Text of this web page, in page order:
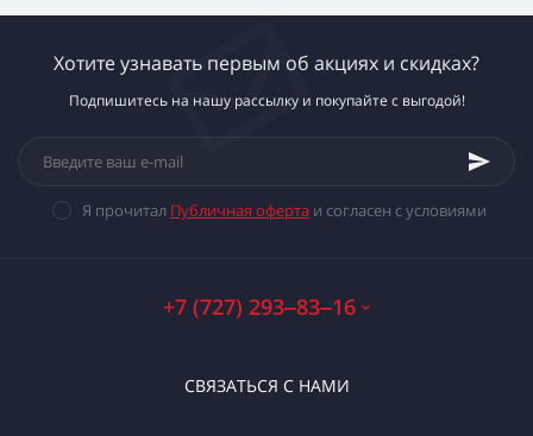
Хотите узнавать первым об акциях и скидках?
Подпишитесь на нашу рассылку и покупайте с выгодой!
Я прочитал Публичная оферта и согласен с условиями
+7 (727) 293‒83‒16
СВЯЗАТЬСЯ С НАМИ